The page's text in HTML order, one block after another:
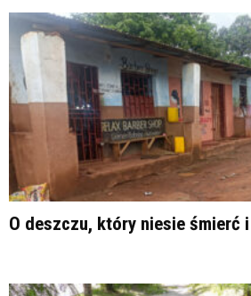
O deszczu, który niesie śmierć